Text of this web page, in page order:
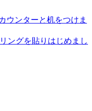
ンターと机をつけま
グを貼りはじめまし